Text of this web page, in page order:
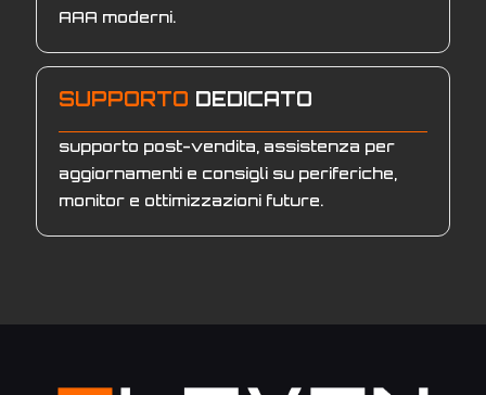
AAA moderni.
SUPPORTO DEDICATO
supporto post-vendita, assistenza per
aggiornamenti e consigli su periferiche,
monitor e ottimizzazioni future.